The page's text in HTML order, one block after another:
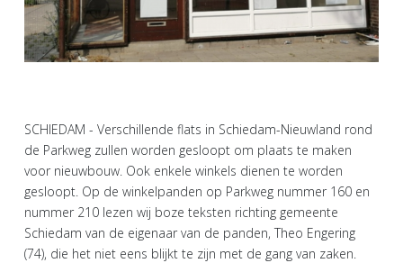
SCHIEDAM - Verschillende flats in Schiedam-Nieuwland rond
de Parkweg zullen worden gesloopt om plaats te maken
voor nieuwbouw. Ook enkele winkels dienen te worden
gesloopt. Op de winkelpanden op Parkweg nummer 160 en
nummer 210 lezen wij boze teksten richting gemeente
Schiedam van de eigenaar van de panden, Theo Engering
(74), die het niet eens blijkt te zijn met de gang van zaken.